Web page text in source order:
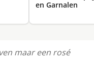
en Garnalen
maar een rosé